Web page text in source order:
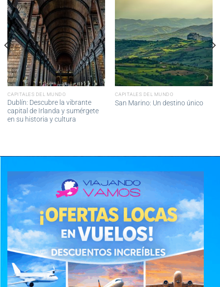
CAPITALES DEL MUNDO
Dublín: Descubre la vibrante
capital de Irlanda y sumérgete
en su historia y cultura
CAPITALES DEL MUNDO
San Marino: Un destino único